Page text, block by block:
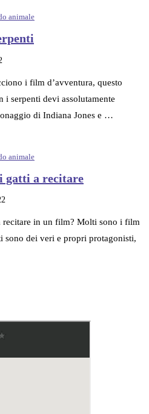
animale
i film d’avventura, questo
serpenti devi assolutamente
di Indiana Jones e …
animale
gatti a recitare
recitare in un film? Molti sono i film
sono dei veri e propri protagonisti,